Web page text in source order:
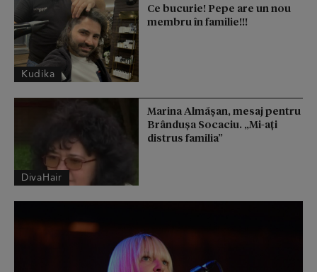
Kudika
Ce bucurie! Pepe are un nou
membru în familie!!!
DivaHair
Marina Almășan, mesaj pentru
Brândușa Socaciu. „Mi-ați
distrus familia”